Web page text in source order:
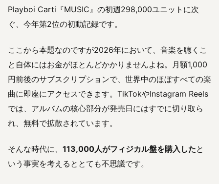
Playboi Carti『MUSIC』の初週298,000ユニットに次
ぐ、今年第2位の初動記録です。
ここから本題なのですが2026年において、音楽を聴くこ
と自体にはお金がほとんどかかりませんよね。月額1,000
円前後のサブスクリプションで、世界中のほぼすべての楽
曲に即座にアクセスできます。TikTokやInstagram Reels
では、アルバムの核心部分が発売日にはすでに切り取ら
れ、無料で拡散されています。
そんな時代に、 113,000人がフィジカル盤を購入したと
いう事実を考えるととても不思議です。